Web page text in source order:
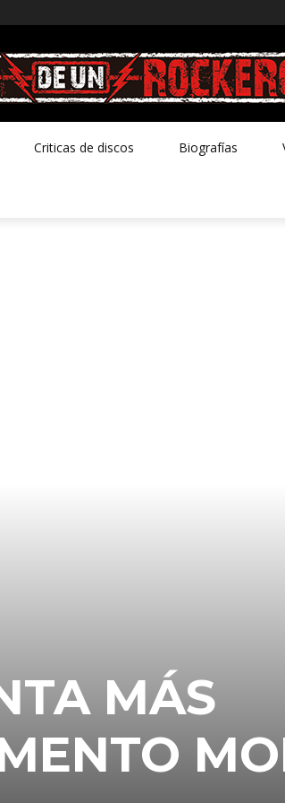
Criticas de discos Biografías
MÁS